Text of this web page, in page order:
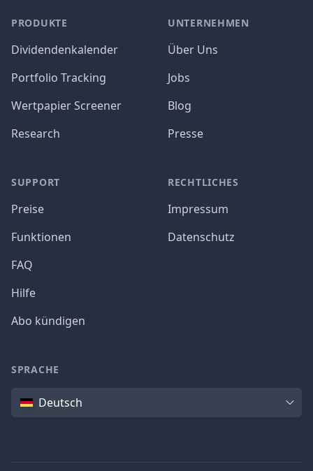
PRODUKTE
Dividendenkalender
Portfolio Tracking
Wertpapier Screener
Research
SUPPORT
Preise
Funktionen
FAQ
Hilfe
Abo kündigen
UNTERNEHMEN
Über Uns
Jobs
Blog
Presse
RECHTLICHES
Impressum
Datenschutz
SPRACHE
SpracheDeutsch